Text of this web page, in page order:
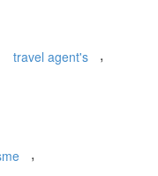
travel agent's ,
,